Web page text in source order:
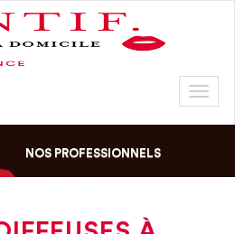
NOS PROFESSIONNELS